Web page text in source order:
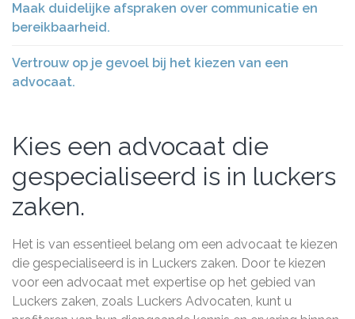
Maak duidelijke afspraken over communicatie en
bereikbaarheid.
Vertrouw op je gevoel bij het kiezen van een
advocaat.
Kies een advocaat die
gespecialiseerd is in luckers
zaken.
Het is van essentieel belang om een advocaat te kiezen
die gespecialiseerd is in Luckers zaken. Door te kiezen
voor een advocaat met expertise op het gebied van
Luckers zaken, zoals Luckers Advocaten, kunt u